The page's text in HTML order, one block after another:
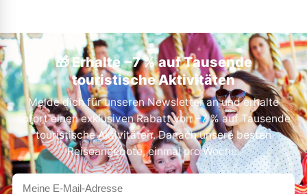
🎁 Erhalte −7 % auf Tausende
touristische Aktivitäten
Melde dich für unseren Newsletter an und erhalte
sofort einen exklusiven Rabatt von −7 % auf Tausende
touristische Aktivitäten. Danach unsere besten
Reiseangebote, einmal pro Woche.
Deine